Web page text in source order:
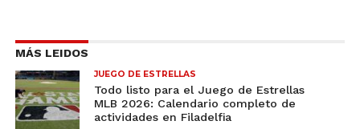
MÁS LEIDOS
JUEGO DE ESTRELLAS
Todo listo para el Juego de Estrellas
MLB 2026: Calendario completo de
actividades en Filadelfia